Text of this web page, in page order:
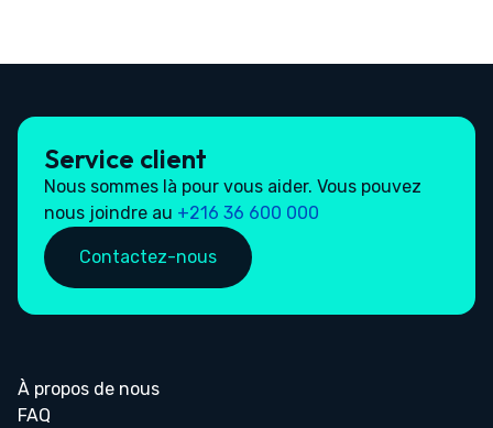
Service client
Nous sommes là pour vous aider. Vous pouvez
nous joindre au +216 36 600 000
Contactez-nous
À propos de nous
FAQ